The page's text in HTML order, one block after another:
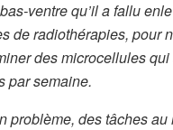
ventre qu’il a fallu
de radiothérapies, pour
des microcellules
par semaine.
problème, des tâches au